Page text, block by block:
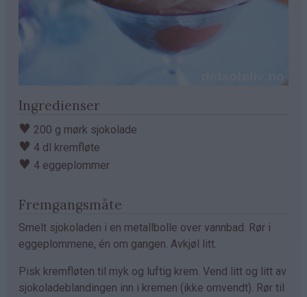
Ingredienser
♥ 200 g mørk sjokolade
♥ 4 dl kremfløte
♥ 4 eggeplommer
Fremgangsmåte
Smelt sjokoladen i en metallbolle over vannbad. Rør i
eggeplommene, én om gangen. Avkjøl litt.
Pisk kremfløten til myk og luftig krem. Vend litt og litt av
sjokoladeblandingen inn i kremen (ikke omvendt). Rør til